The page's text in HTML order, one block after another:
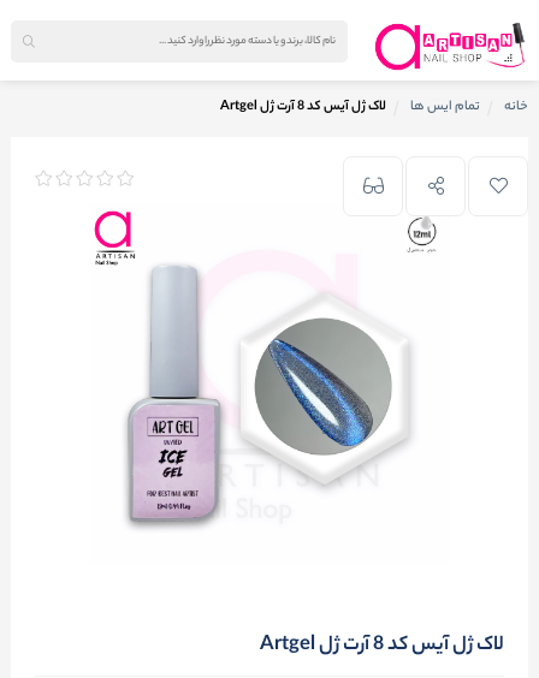
خانه تمام ایس ها لاک ژل آیس کد 8 آرت ژل Artgel
لاک ژل آیس کد 8 آرت ژل Artgel